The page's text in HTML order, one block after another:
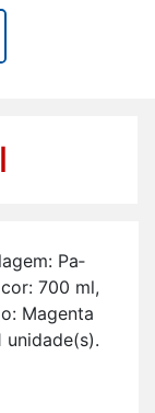
Pa­
700 ml,
Ma­genta
uni­dade(s).